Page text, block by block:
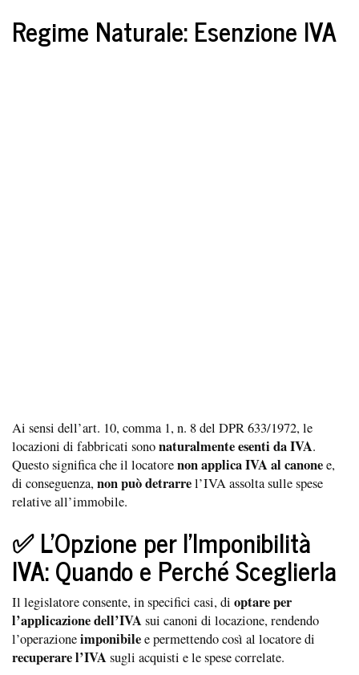
Regime Naturale: Esenzione IVA
Ai sensi dell’art. 10, comma 1, n. 8 del DPR 633/1972, le
locazioni di fabbricati sononaturalmente esenti da IVA.
Questo significa che il locatorenon applica IVA al canonee,
di conseguenza, non può detrarrel’IVA assolta sulle spese
relative all’immobile.
✅ L’Opzione per l’Imponibilità
IVA: Quando e Perché Sceglierla
Il legislatore consente, in specifici casi, di optare per
l’applicazione dell’IVAsui canoni di locazione, rendendo
l’operazioneimponibilee permettendo così al locatore di
recuperare l’IVAsugli acquisti e le spese correlate.